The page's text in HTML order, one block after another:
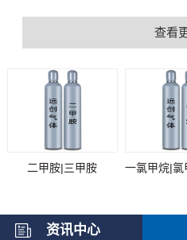
查看
二甲胺|三甲胺
资讯中心